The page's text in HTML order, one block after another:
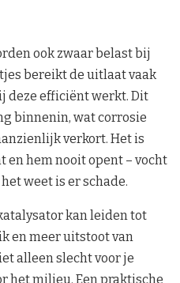
ook zwaar belast bij
bereikt de uitlaat vaak
deze efficiënt werkt. Dit
binnenin, wat corrosie
verkort. Het is
en hem nooit opent – vocht
weet is er schade.
kan leiden tot
en meer uitstoot van
alleen slecht voor je
het milieu. Een praktische